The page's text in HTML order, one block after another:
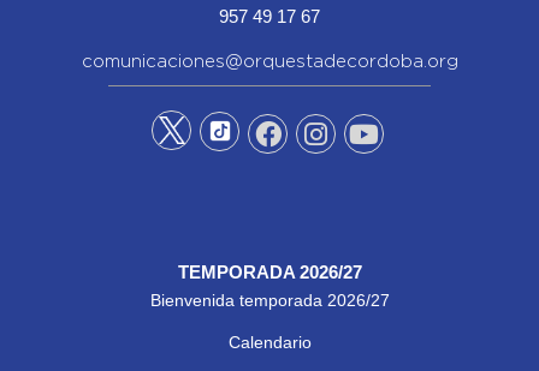
957 49 17 67
comunicaciones@orquestadecordoba.org
TEMPORADA 2026/27
Bienvenida temporada 2026/27
Calendario